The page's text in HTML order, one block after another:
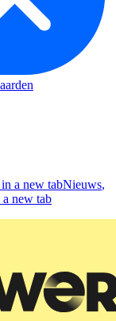
in a new tabNieuws,
a new tab